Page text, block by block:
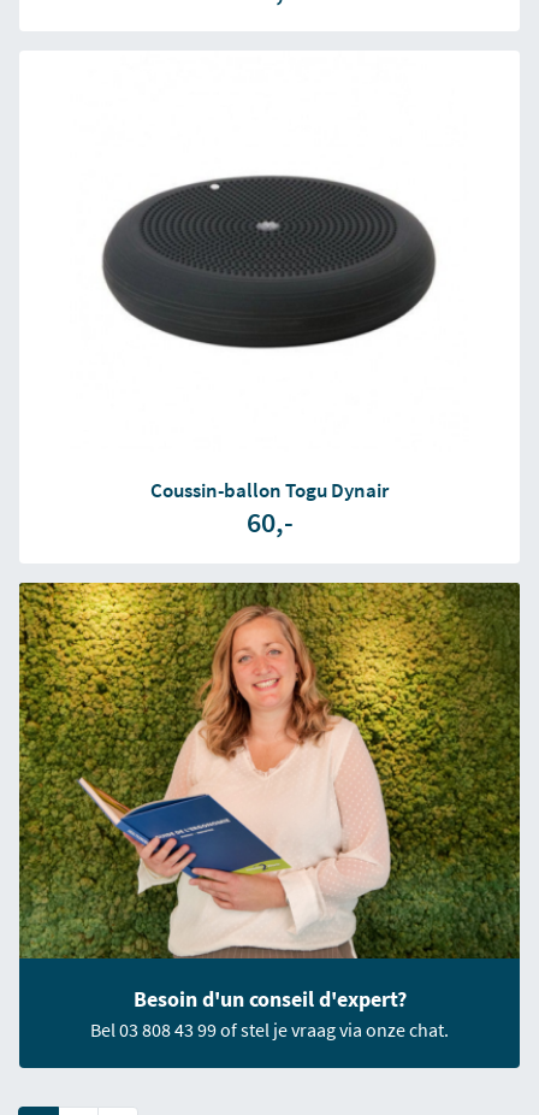
Coussin-ballon Togu Dynair
60,-
Besoin d'un conseil d'expert?
Bel 03 808 43 99 of stel je vraag via onze chat.